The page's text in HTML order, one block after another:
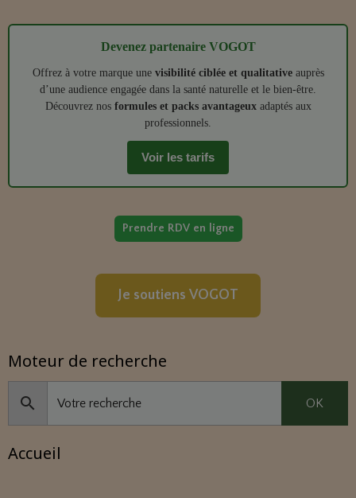
Devenez partenaire VOGOT
Offrez à votre marque une visibilité ciblée et qualitativeauprès
d’une audience engagée dans la santé naturelle et le bien‑être.
Découvrez nos formules et packs avantageuxadaptés aux
professionnels.
Voir les tarifs
Prendre RDV en ligne
Je soutiens VOGOT
Moteur de recherche
OK
Accueil